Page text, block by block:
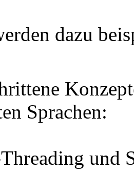
dazu
Sprachen:
und